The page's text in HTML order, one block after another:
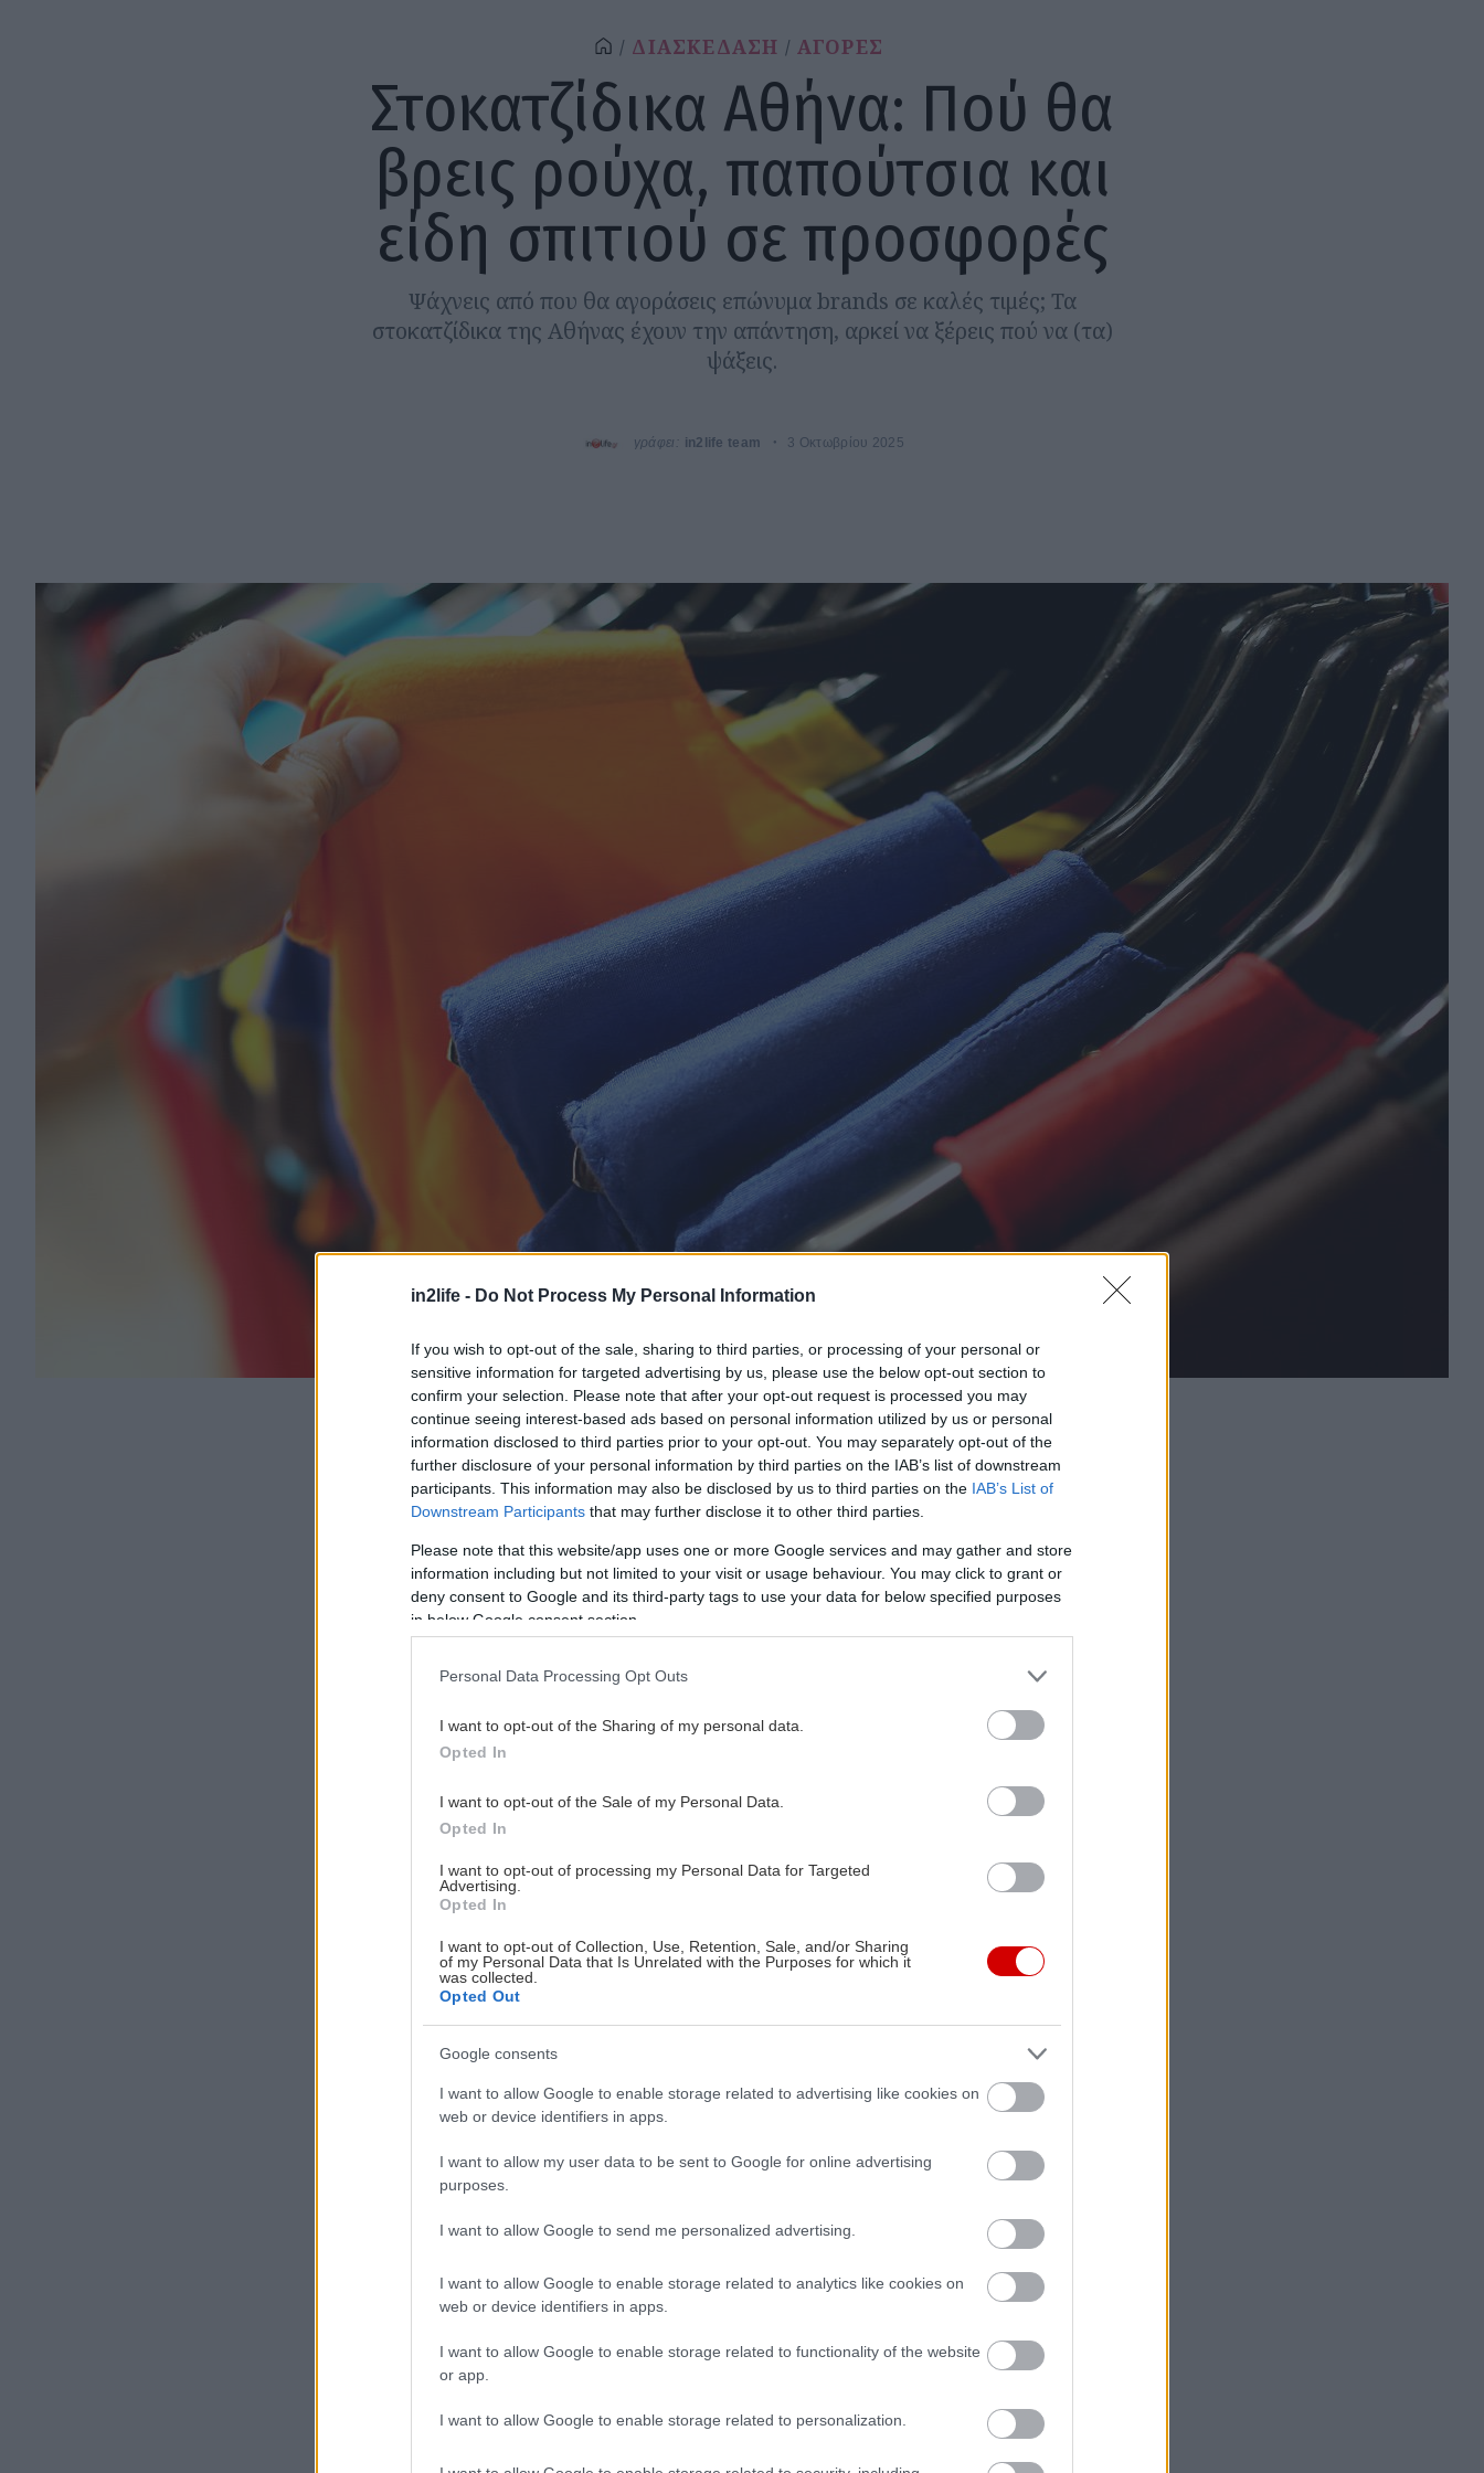
in2life - Do Not Process My Personal Information
If you wish to opt-out of the sale, sharing to third parties, or processing of your personal or
sensitive information for targeted advertising by us, please use the below opt-out section to
confirm your selection. Please note that after your opt-out request is processed you may
continue seeing interest-based ads based on personal information utilized by us or personal
information disclosed to third parties prior to your opt-out. You may separately opt-out of the
further disclosure of your personal information by third parties on the IAB’s list of downstream
participants. This information may also be disclosed by us to third parties on the IAB’s List of
Downstream Participants that may further disclose it to other third parties.
Please note that this website/app uses one or more Google services and may gather and store
information including but not limited to your visit or usage behaviour. You may click to grant or
deny consent to Google and its third-party tags to use your data for below specified purposes
in below Google consent section.
Personal Data Processing Opt Outs
I want to opt-out of the Sharing of my personal data.
Opted In
I want to opt-out of the Sale of my Personal Data.
Opted In
I want to opt-out of processing my Personal Data for Targeted
Advertising.
Opted In
I want to opt-out of Collection, Use, Retention, Sale, and/or Sharing
of my Personal Data that Is Unrelated with the Purposes for which it
was collected.
Opted Out
Google consents
I want to allow Google to enable storage related to advertising like cookies on
web or device identifiers in apps.
I want to allow my user data to be sent to Google for online advertising
purposes.
I want to allow Google to send me personalized advertising.
I want to allow Google to enable storage related to analytics like cookies on
web or device identifiers in apps.
I want to allow Google to enable storage related to functionality of the website
or app.
I want to allow Google to enable storage related to personalization.
ΔΙΑΣΚΕΔΑΣΗ ΑΓΟΡΕΣ
Στοκατζίδικα Αθήνα: Πού θα
βρεις ρούχα, παπούτσια και
είδη σπιτιού σε προσφορές
Ψάχνεις από που θα αγοράσεις επώνυμα brands σε καλές τιμές; Τα
στοκατζίδικα της Αθήνας έχουν την απάντηση, αρκεί να ξέρεις πού να (τα)
ψάξεις.
γράφει: in2life team 3 Οκτωβρίου 2025
Ο
ι καιροί είναι δύσκολοι και το shopping έχει γίνει για πολλούς ζόρικη
πίστα, ιδιαίτερα αν θες να ψωνίσεις από επώνυμες μάρκες. Υπάρχει
όμως λύση. Όσο τα στοκατζίδικα της Αθήνας βαστούν γερά, τόσο θα
«σπασμένα» νούμερα.
Τι είναι τα στοκατζίδικα και γιατί αξίζουν
Θες να πάρεις επώνυμες μάρκες αλλά δεν θες να ξοδέψεις πολλά; Τα στοκατζίδικα